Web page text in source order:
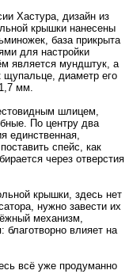
Хастура, дизайн из
крышки нанесены
база прикрыта
для настройки
является мундштук, а
щупальце, диаметр его
мм.
шлицем,
По центру два
единственная,
спейс, как
через отверстия
крышки, здесь нет
нужно завести их
механизм,
влияет на
всё уже продуманно